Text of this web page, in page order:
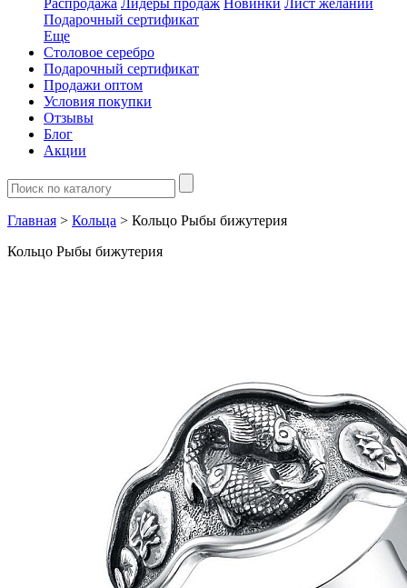
Распродажа Лидеры продаж Новинки Лист желаний
Подарочный сертификат
Еще
Столовое серебро
Подарочный сертификат
Продажи оптом
Условия покупки
Отзывы
Блог
Акции
Главная > Кольца > Кольцо Рыбы бижутерия
Кольцо Рыбы бижутерия